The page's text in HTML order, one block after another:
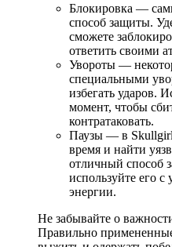
Блокировка —
способ защиты.
сможете
ответить своими
Увороты —
специальными
избегать ударов.
момент, чтобы
контратаковать.
Паузы — в
время и найти
отличный способ
используйте его
энергии.
Не забывайте о
Правильно